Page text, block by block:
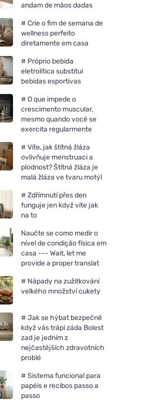
andam de mãos dadas
# Crie o fim de semana de
wellness perfeito
diretamente em casa
# Próprio bebida
eletrolítica substitui
bebidas esportivas
# O que impede o
crescimento muscular,
mesmo quando você se
exercita regularmente
# Víte, jak štítná žláza
ovlivňuje menstruaci a
plodnost? Štítná žláza je
malá žláza ve tvaru motýl
# Zdřímnutí přes den
funguje jen když víte jak
na to
Naučte se como medir o
nível de condição física em
casa --- Wait, let me
provide a proper translat
# Nápady na zužitkování
velkého množství cukety
# Jak se hýbat bezpečně
když vás trápí záda Bolest
zad je jedním z
nejčastějších zdravotních
problé
# Sistema funcional para
papéis e recibos passo a
passo